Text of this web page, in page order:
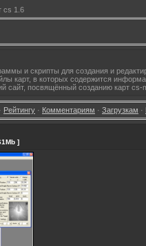
cs 1.6
и скрипты для создания и
карт, в которых содержится
сайт, посвящённый созданию карт cs-
· Рейтингу · Комментариям · Загрузкам ·
]